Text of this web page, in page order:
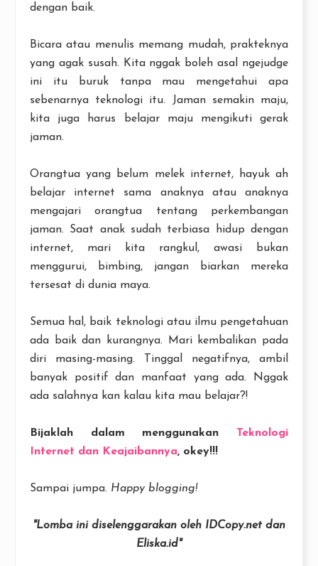
dengan baik.
Bicara atau menulis memang mudah, prakteknya
yang agak susah. Kita nggak boleh asal ngejudge
ini itu buruk tanpa mau mengetahui apa
sebenarnya teknologi itu. Jaman semakin maju,
kita juga harus belajar maju mengikuti gerak
jaman.
Orangtua yang belum melek internet, hayuk ah
belajar internet sama anaknya atau anaknya
mengajari orangtua tentang perkembangan
jaman. Saat anak sudah terbiasa hidup dengan
internet, mari kita rangkul, awasi bukan
menggurui, bimbing, jangan biarkan mereka
tersesat di dunia maya.
Semua hal, baik teknologi atau ilmu pengetahuan
ada baik dan kurangnya. Mari kembalikan pada
diri masing-masing. Tinggal negatifnya, ambil
banyak positif dan manfaat yang ada. Nggak
ada salahnya kan kalau kita mau belajar?!
Bijaklah dalam menggunakan Teknologi
Internet dan Keajaibannya, okey!!!
Sampai jumpa. Happy blogging!
"Lomba ini diselenggarakan oleh IDCopy.net dan
Eliska.id"